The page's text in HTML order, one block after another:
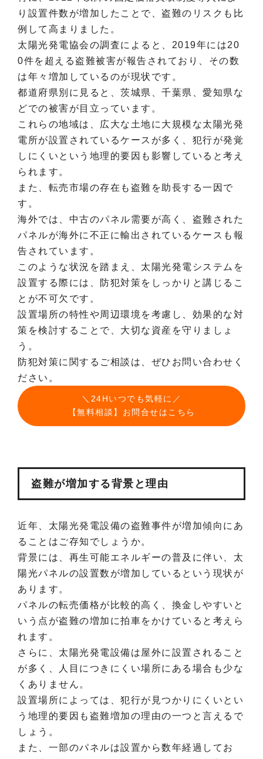
り設置件数が増加したことで、盗難のリスクも比
例して高まりました。
太陽光発電協会の調査によると、2019年には20
0件を超える盗難被害が報告されており、その数
は年々増加しているのが現状です。
都道府県別に見ると、茨城県、千葉県、愛知県な
どでの被害が目立っています。
これらの地域は、広大な土地に大規模な太陽光発
電所が設置されているケースが多く、犯行が発覚
しにくいという地理的要因も影響していると考え
られます。
また、転売市場の存在も盗難を助長する一因で
す。
海外では、中古のパネル需要が高く、盗難された
パネルが海外に不正に輸出されているケースも報
告されています。
このような状況を踏まえ、太陽光発電システムを
設置する際には、防犯対策をしっかりと講じるこ
とが不可欠です。
設置場所の特性や周辺環境を考慮し、効果的な対
策を検討することで、大切な資産を守りましょ
う。
防犯対策に関するご相談は、ぜひお問い合わせく
ださい。
＼24Hいつでも気軽に／
【無料相談】お問合せはこちら
盗難が増加する背景と理由
近年、太陽光発電設備の盗難事件が増加傾向にあ
ることはご存知でしょうか。
背景には、再生可能エネルギーの普及に伴い、太
陽光パネルの設置数が増加しているという現状が
あります。
パネルの転売価格が比較的高く、換金しやすいと
いう点が盗難の増加に拍車をかけていると考えら
れます。
さらに、太陽光発電設備は屋外に設置されること
が多く、人目につきにくい場所にある場合も少な
くありません。
設置場所によっては、犯行が見つかりにくいとい
う地理的要因も盗難増加の理由の一つと言えるで
しょう。
また、一部のパネルは設置から数年経過してお